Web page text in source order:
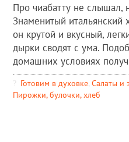
Про чиабатту не слышал,
Знаменитый итальянский
он крутой и вкусный,
дырки сводят с ума.
домашних условиях
Готовим в духовке, Салаты и
Пирожки, булочки, хлеб